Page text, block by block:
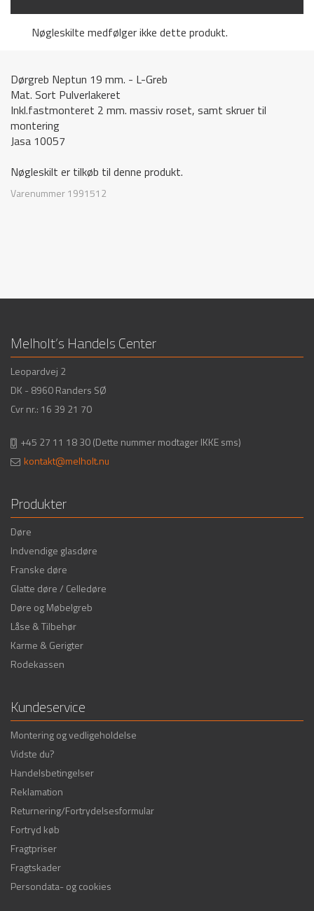
Nøgleskilte medfølger ikke dette produkt.
Dørgreb Neptun 19 mm. - L-Greb
Mat. Sort Pulverlakeret
Inkl.fastmonteret 2 mm. massiv roset, samt skruer til
montering
Jasa 10057
Nøgleskilt er tilkøb til denne produkt.
Varenummer1991512
Melholt’s Handels Center
Leopardvej 2
DK - 8960 Randers SØ
Cvr nr.: 16 39 21 70
+45 27 11 18 30(Dette nummer modtager IKKE sms)
kontakt@melholt.nu
Produkter
Døre
Indvendige glasdøre
Franske døre
Glatte døre / Celledøre
Døre og Møbelgreb
Låse & Tilbehør
Karme & Gerigter
Rodekassen
Kundeservice
Montering og vedligeholdelse
Vidste du?
Handelsbetingelser
Reklamation
Returnering/Fortrydelsesformular
Fortryd køb
Fragtpriser
Fragtskader
Persondata- og cookies